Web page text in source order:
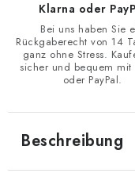
Klarna oder
Bei uns haben Sie
Rückgaberecht von 14
ganz ohne Stress.
sicher und bequem mit
oder PayPal.
Beschreibung